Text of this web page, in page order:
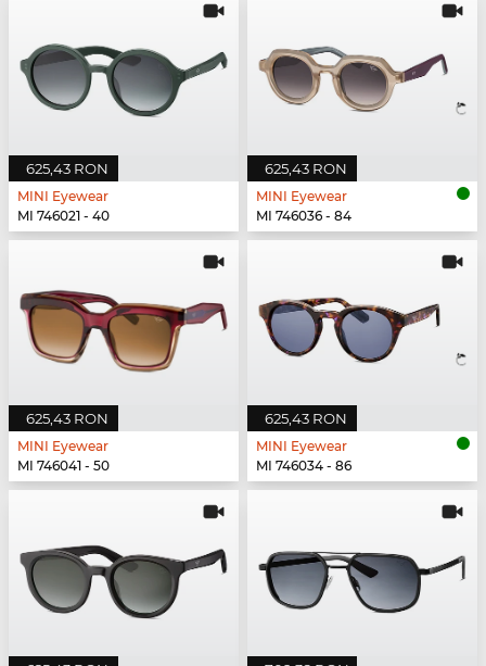
625,43 RON
MINI Eyewear
MI 746021 - 40
625,43 RON
MINI Eyewear
MI 746036 - 84
625,43 RON
MINI Eyewear
MI 746041 - 50
625,43 RON
MINI Eyewear
MI 746034 - 86